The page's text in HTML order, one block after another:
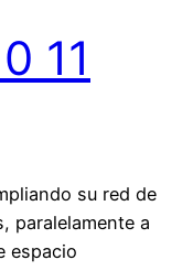
11
su red de
paralelamente a
espacio